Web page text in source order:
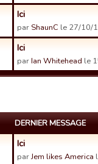
Ici
par ShaunC le 27/10/
Ici
parIan Whitehead le
DERNIER MESSAGE
Ici
parJem likes America